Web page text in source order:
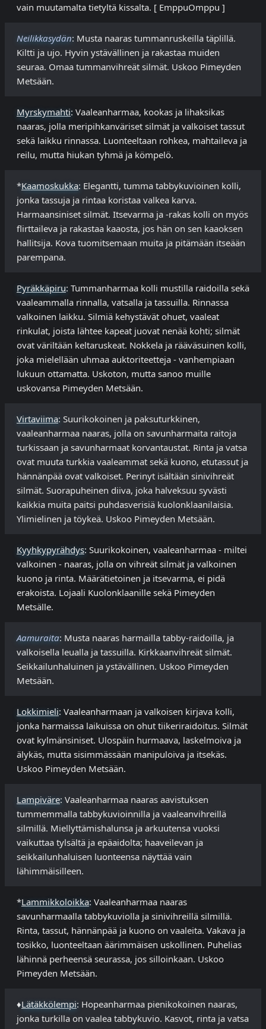
vain muutamalta tietyltä kissalta. [ EmppuOmppu ]
Neilikkasydän: Musta naaras tummanruskeilla täplillä.
Kiltti ja ujo. Hyvin ystävällinen ja rakastaa muiden
seuraa. Omaa tummanvihreät silmät. Uskoo Pimeyden
Metsään.
Myrskymahti: Vaaleanharmaa, kookas ja lihaksikas
naaras, jolla meripihkanväriset silmät ja valkoiset tassut
sekä laikku rinnassa. Luonteeltaan rohkea, mahtaileva ja
reilu, mutta hiukan tyhmä ja kömpelö.
*Kaamoskukka: Elegantti, tumma tabbykuvioinen kolli,
jonka tassuja ja rintaa koristaa valkea karva.
Harmaansiniset silmät. Itsevarma ja -rakas kolli on myös
flirttaileva ja rakastaa kaaosta, jos hän on sen kaaoksen
hallitsija. Kova tuomitsemaan muita ja pitämään itseään
parempana.
Pyräkkäpiru: Tummanharmaa kolli mustilla raidoilla sekä
vaaleammalla rinnalla, vatsalla ja tassuilla. Rinnassa
valkoinen laikku. Silmiä kehystävät ohuet, vaaleat
rinkulat, joista lähtee kapeat juovat nenää kohti; silmät
ovat väriltään keltaruskeat. Nokkela ja rääväsuinen kolli,
joka mielellään uhmaa auktoriteetteja - vanhempiaan
lukuun ottamatta. Uskoton, mutta sanoo muille
uskovansa Pimeyden Metsään.
Virtaviima: Suurikokoinen ja paksuturkkinen,
vaaleanharmaa naaras, jolla on savunharmaita raitoja
turkissaan ja savunharmaat korvantaustat. Rinta ja vatsa
ovat muuta turkkia vaaleammat sekä kuono, etutassut ja
hännänpää ovat valkoiset. Perinyt isältään sinivihreät
silmät. Suorapuheinen diiva, joka halveksuu syvästi
kaikkia muita paitsi puhdasverisiä kuolonklaanilaisia.
Ylimielinen ja töykeä. Uskoo Pimeyden Metsään.
Kyyhkypyrähdys: Suurikokoinen, vaaleanharmaa - miltei
valkoinen - naaras, jolla on vihreät silmät ja valkoinen
kuono ja rinta. Määrätietoinen ja itsevarma, ei pidä
erakoista. Lojaali Kuolonklaanille sekä Pimeyden
Metsälle.
Aamuraita: Musta naaras harmailla tabby-raidoilla, ja
valkoisella leualla ja tassuilla. Kirkkaanvihreät silmät.
Seikkailunhaluinen ja ystävällinen. Uskoo Pimeyden
Metsään.
Lokkimieli: Vaaleanharmaan ja valkoisen kirjava kolli,
jonka harmaissa laikuissa on ohut tiikeriraidoitus. Silmät
ovat kylmänsiniset. Ulospäin hurmaava, laskelmoiva ja
älykäs, mutta sisimmässään manipuloiva ja itsekäs.
Uskoo Pimeyden Metsään.
Lampiväre: Vaaleanharmaa naaras aavistuksen
tummemmalla tabbykuvioinnilla ja vaaleanvihreillä
silmillä. Miellyttämishalunsa ja arkuutensa vuoksi
vaikuttaa tylsältä ja epäaidolta; haaveilevan ja
seikkailunhaluisen luonteensa näyttää vain
lähimmäisilleen.
*Lammikkoloikka: Vaaleanharmaa naaras
savunharmaalla tabbykuviolla ja sinivihreillä silmillä.
Rinta, tassut, hännänpää ja kuono on vaaleita. Vakava ja
tosikko, luonteeltaan äärimmäisen uskollinen. Puhelias
lähinnä perheensä seurassa, jos silloinkaan. Uskoo
Pimeyden Metsään.
♦Lätäkkölempi: Hopeanharmaa pienikokoinen naaras,
jonka turkilla on vaalea tabbykuvio. Kasvot, rinta ja vatsa